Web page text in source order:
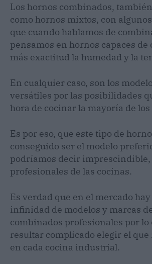
Los hornos combinados,
como hornos mixtos, con
que cuando hablamos de
pensamos en hornos capaces
más exactitud la humedad y la
En cualquier caso, son los
versátiles por las posibilidades
hora de cocinar la mayoría de
Es por eso, que este tipo de
conseguido ser el modelo
podríamos decir imprescindible,
profesionales de las cocinas.
Es verdad que en el mercado
infinidad de modelos y marcas
combinados profesionales por lo
resultar complicado elegir el que
en cada cocina industrial.